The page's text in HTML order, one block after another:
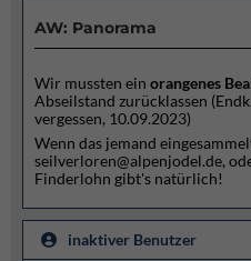
AW: Panorama
Wir mussten ein orangenes
Abseilstand zurücklassen
vergessen, 10.09.2023)
Wenn das jemand
seilverloren@alpenjodel.de,
Finderlohn gibt's natürlich!
inaktiver Benutzer